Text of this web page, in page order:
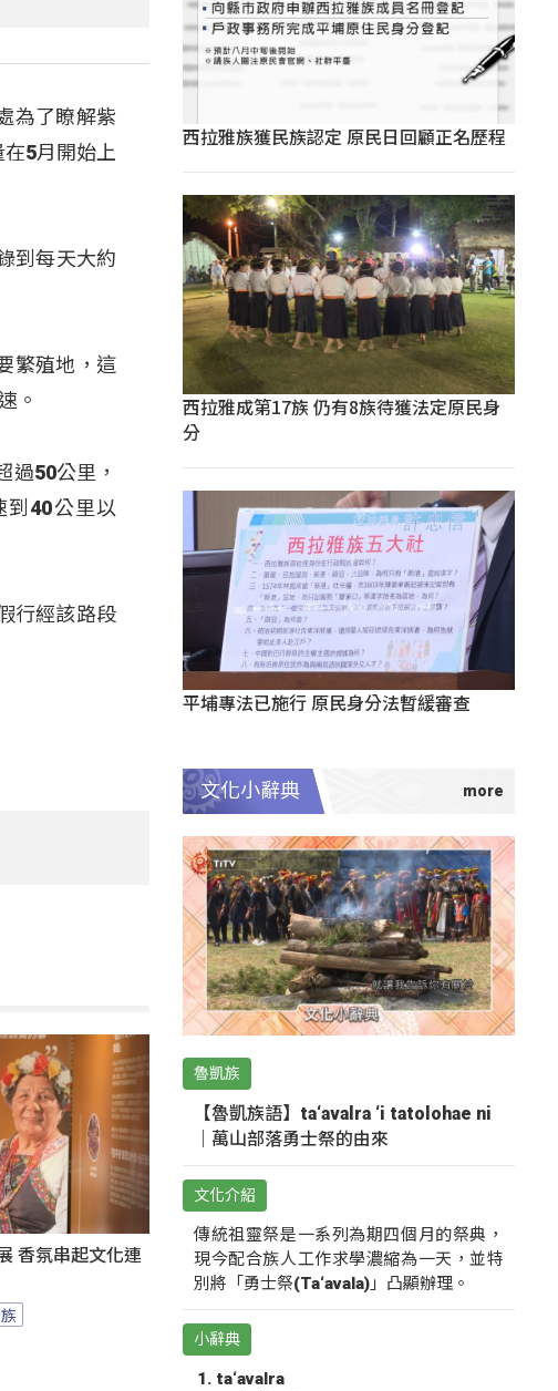
為了瞭解紫
5月開始上
到每天大約
繁殖地，這
。
過50公里，
40公里以
行經該路段
香氛串起文化連
西拉雅族獲民族認定 原民日回顧正名歷程
西拉雅成第17族 仍有8族待獲法定原民身
分
平埔專法已施行 原民身分法暫緩審查
文化小辭典
魯凱族
【魯凱族語】ta‘avalra ‘i tatolohae ni
｜萬山部落勇士祭的由來
文化介紹
傳統祖靈祭是一系列為期四個月的祭典，
現今配合族人工作求學濃縮為一天，並特
別將「勇士祭(Ta‘avala)」凸顯辦理。
小辭典
ta‘avalra